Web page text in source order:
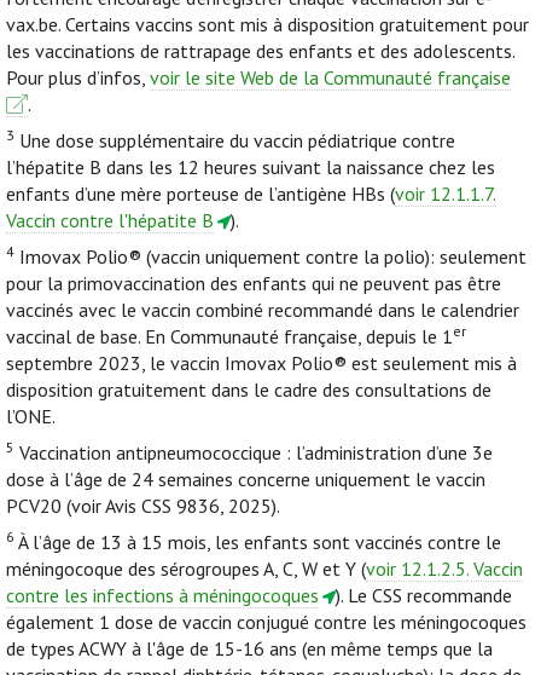
vax.be. Certains vaccins sont mis à disposition gratuitement pour
les vaccinations de rattrapage des enfants et des adolescents.
Pour plus d’infos, voir le site Web de la Communauté française
.
3 Une dose supplémentaire du vaccin pédiatrique contre
l’hépatite B dans les 12 heures suivant la naissance chez les
enfants d’une mère porteuse de l’antigène HBs (voir 12.1.1.7.
Vaccin contre l'hépatite B
).
4 Imovax Polio® (vaccin uniquement contre la polio): seulement
pour la primovaccination des enfants qui ne peuvent pas être
vaccinés avec le vaccin combiné recommandé dans le calendrier
vaccinal de base. En Communauté française, depuis le 1er
septembre 2023, le vaccin Imovax Polio® est seulement mis à
disposition gratuitement dans le cadre des consultations de
l’ONE.
5 Vaccination antipneumococcique : l’administration d’une 3e
dose à l’âge de 24 semaines concerne uniquement le vaccin
PCV20 (voir Avis CSS 9836, 2025).
6 À l’âge de 13 à 15 mois, les enfants sont vaccinés contre le
méningocoque des sérogroupes A, C, W et Y (voir 12.1.2.5. Vaccin
contre les infections à méningocoques
). Le CSS recommande
également 1 dose de vaccin conjugué contre les méningocoques
de types ACWY à l'âge de 15-16 ans (en même temps que la